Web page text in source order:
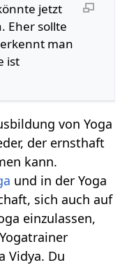
jetzt
Eher sollte
man
ist
von Yoga
der ernsthaft
kann.
und in der Yoga
sich auch auf
einzulassen,
Vidya. Du